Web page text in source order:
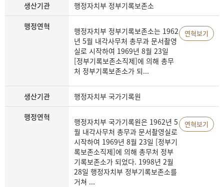
생산기관 행정자치부 정부기록보존소
행정연혁
행정자치부 정부기록보존소는 1962
년 5월 내각사무처 총무과 문서촬영
실로 시작하여 1969년 8월 23일
[정부기록보존소직제]에 의해 총무
처 정부기록보존소가 되...
연혁보기
생산기관 행정자치부 국가기록원
행정연혁
행정자치부 국가기록원은 1962년 5
월 내각사무처 총무과 문서촬영실로
시작하여 1969년 8월 23일 [정부기
록보존소직제]에 의해 총무처 정부
기록보존소가 되었다. 1998년 2월
28일 행정자치부 정부기록보존소를
거쳐 ...
연혁보기